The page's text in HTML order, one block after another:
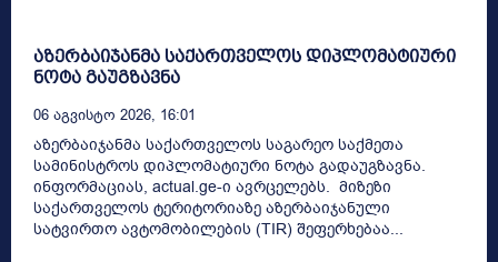
აზერბაიჯანმა საქართველოს დიპლომატიური
ნოტა გაუგზავნა
06 Აგვისტო 2026, 16:01
აზერბაიჯანმა საქართველოს საგარეო საქმეთა
სამინისტროს დიპლომატიური ნოტა გადაუგზავნა.
ინფორმაციას, actual.ge-ი ავრცელებს. მიზეზი
საქართველოს ტერიტორიაზე აზერბაიჯანული
სატვირთო ავტომობილების (TIR) შეფერხებაა...